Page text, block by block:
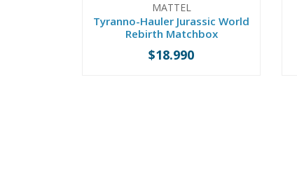
MATTEL
Tyranno-Hauler Jurassic World
Rebirth Matchbox
+
$18.990